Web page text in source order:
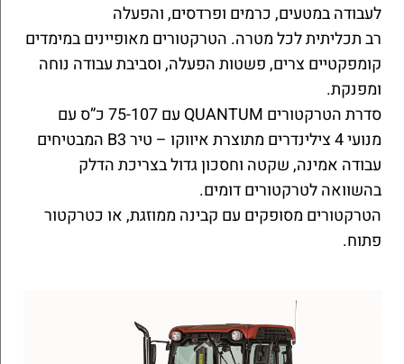
לעבודה במטעים, כרמים ופרדסים, והפעלה
רב תכליתית לכל מטרה. הטרקטורים מאופיינים במימדים
קומפקטיים צרים, פשטות הפעלה, וסביבת עבודה נוחה
ומפנקת.
סדרת הטרקטורים QUANTUM עם 75-107 כ”ס עם
מנועי 4 צילינדרים מתוצרת איווקו – טיר B3 המבטיחים
עבודה אמינה, שקטה וחסכון גדול בצריכת הדלק
בהשוואה לטרקטורים דומים.
הטרקטורים מסופקים עם קבינה ממוזגת, או כטרקטור
פתוח.